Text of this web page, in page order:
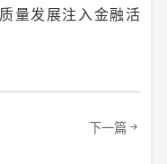
量发展注入金融活
下一篇